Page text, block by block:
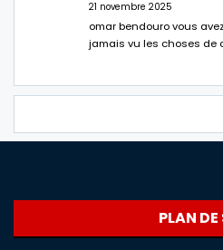
21 novembre 2025
omar bendouro vous
jamais vu les choses de
PLAN DE